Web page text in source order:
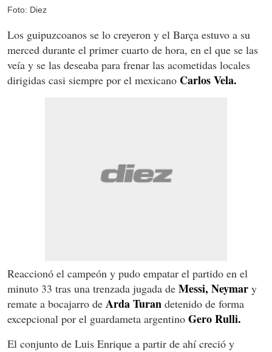
Foto: Diez
Los guipuzcoanos se lo creyeron y el Barça estuvo a su
merced durante el primer cuarto de hora, en el que se las
veía y se las deseaba para frenar las acometidas locales
dirigidas casi siempre por el mexicano Carlos Vela.
Reaccionó el campeón y pudo empatar el partido en el
minuto 33 tras una trenzada jugada de Messi, Neymar y
remate a bocajarro de Arda Turan detenido de forma
excepcional por el guardameta argentino Gero Rulli.
El conjunto de Luis Enrique a partir de ahí creció y